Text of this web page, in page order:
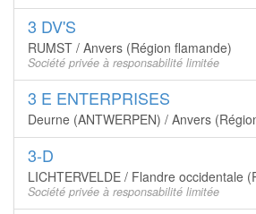
3 DV'S
RUMST / Anvers (Région flamande)
Société privée à responsabilité limitée
3 E ENTERPRISES
Deurne (ANTWERPEN) / Anvers
3-D
LICHTERVELDE / Flandre occidentale
Société privée à responsabilité limitée